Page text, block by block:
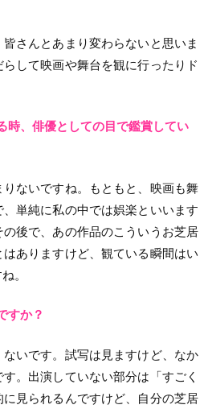
さんとあまり変わらないと思いま
して映画や舞台を観に行ったりド
時、俳優としての目で鑑賞してい
ないですね。もともと、映画も舞
単純に私の中では娯楽といいます
後で、あの作品のこういうお芝居
ありますけど、観ている瞬間はい
。
すか？
いです。試写は見ますけど、なか
。出演していない部分は「すごく
見られるんですけど、自分の芝居